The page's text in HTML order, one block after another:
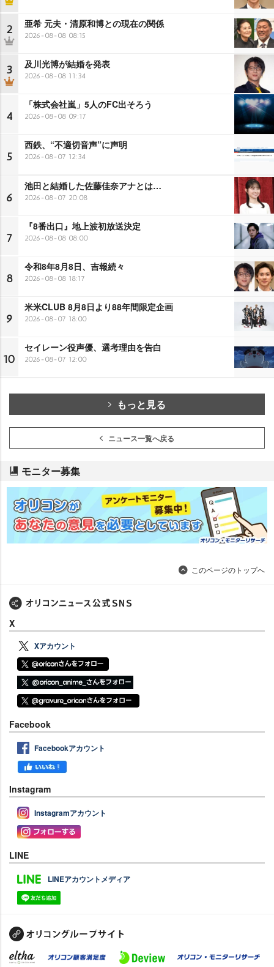
2 亜希 元夫・清原和博との現在の関係
2026-08-08 08:15
3 及川光博が結婚を発表
2026-08-08 11:34
4
「株式会社嵐」5人のFC出そろう
2026-08-08 09:17
5
西鉄、“不適切音声”に声明
2026-08-07 12:34
6
池田と結婚した佐藤佳奈アナとは…
2026-08-07 20:08
7
『8番出口』地上波初放送決定
2026-08-08 08:00
8
令和8年8月8日、吉報続々
2026-08-08 18:17
9
米米CLUB 8月8日より88年間限定企画
2026-08-07 18:00
10
セイレーン役声優、選考理由を告白
2026-08-07 12:00
もっと見る
ニュース一覧へ戻る
モニター募集
このページのトップへ
X
Xアカウント
Facebook
Facebookアカウント
Instagram
Instagramアカウント
LINE
LINEアカウントメディア